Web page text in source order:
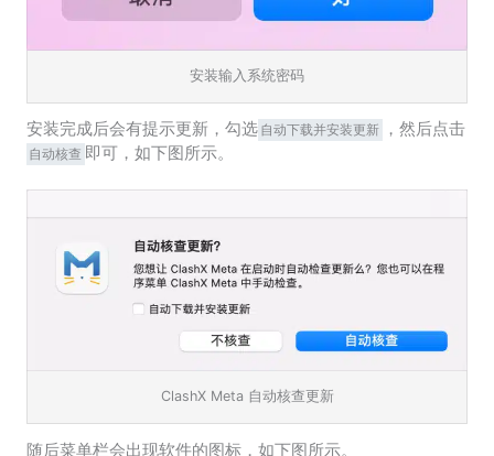
安装输入系统密码
安装完成后会有提示更新，勾选 自动下载并安装更新 ，然后点击
自动核查 即可，如下图所示。
ClashX Meta 自动核查更新
随后菜单栏会出现软件的图标，如下图所示。